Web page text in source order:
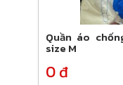
Quần áo
size M
0 đ